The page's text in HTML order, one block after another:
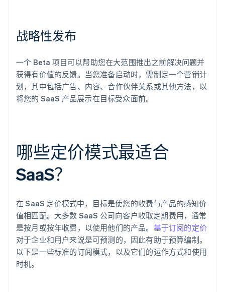
战略性发布
一个 Beta 项目可以帮助您在大范围推出之前解决问题并
获得有价值的反馈。当您准备启动时，需制定一个营销计
划，其中包括广告、内容、合作伙伴关系或其他方法，以
将您的 SaaS 产品展示在目标受众面前。
哪些定价模式最适合
SaaS？
在 SaaS 定价模式中，目标是使您的收费与产品的感知价
值相匹配。大多数 SaaS 公司向客户收取定期费用，通常
是按月或按年收费，以使用他们的产品。 基于订阅的定价
对于企业和用户来说是可预测的，因此有助于预算编制。
以下是一些标准的订阅模式，以及它们的运作方式和使用
时机。